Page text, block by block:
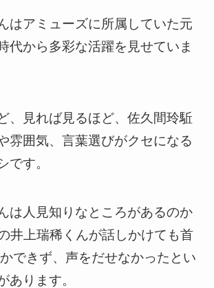
はアミューズに所属していた元
代から多彩な活躍を見せていま
、見れば見るほど、佐久間玲駈
雰囲気、言葉選びがクセになる
です。
は人見知りなところがあるのか
井上瑞稀くんが話しかけても首
できず、声をだせなかったとい
あります。